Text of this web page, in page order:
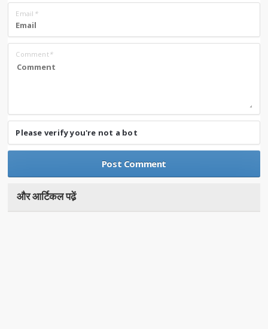
Email *
Comment*
Please verify you're not a bot
और आर्टिकल पढे़ं